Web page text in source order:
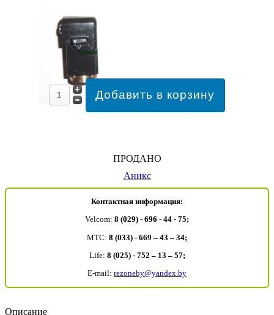
ПРОДАНО
Аникс
Контактная информация:
Velcom: 8 (029) - 696 - 44 - 75;
MTC: 8 (033) - 669 – 43 – 34;
Life: 8 (025) - 752 – 13 – 57;
E-mail: rezoneby@yandex.by
Описание